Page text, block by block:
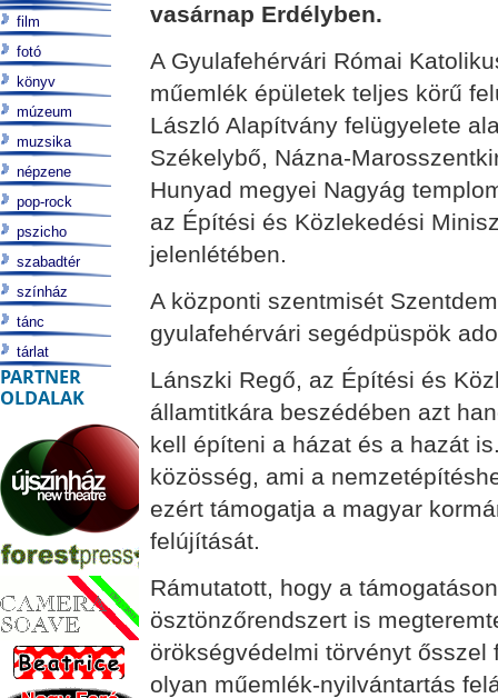
vasárnap Erdélyben.
A Gyulafehérvári Római
műemlék épületek teljes körű
László Alapítvány felügyelete
Székelybő, Názna-
Hunyad megyei Nagyág
az Építési és Közlekedési
jelenlétében.
A központi szentmisét
gyulafehérvári segédpüspök
Lánszki Regő, az Építési és
államtitkára beszédében azt
kell építeni a házat és a hazát
közösség, ami a
ezért támogatja a magyar
felújítását.
Rámutatott, hogy a
ösztönzőrendszert is
örökségvédelmi törvényt
olyan műemlék-nyilvántartás
film
fotó
könyv
múzeum
muzsika
népzene
pop-rock
pszicho
szabadtér
színház
tánc
tárlat
PARTNER
OLDALAK